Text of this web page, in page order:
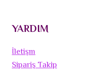
YARDIM
İletişm
Sipariş Takip